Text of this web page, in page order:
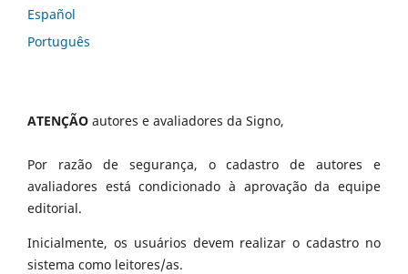
Español
Português
ATENÇÃO autores e avaliadores da Signo,
Por razão de segurança, o cadastro de autores e
avaliadores está condicionado à aprovação da equipe
editorial.
Inicialmente, os usuários devem realizar o cadastro no
sistema como leitores/as.